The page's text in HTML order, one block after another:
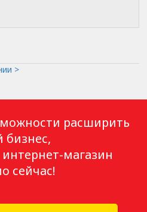
>
расширить
бизнес,
магазин
сейчас!